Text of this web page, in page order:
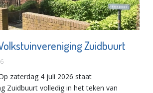
Zuidbuurt
zaterdag 4 juli 2026 staat
Zuidbuurt volledig in het teken van